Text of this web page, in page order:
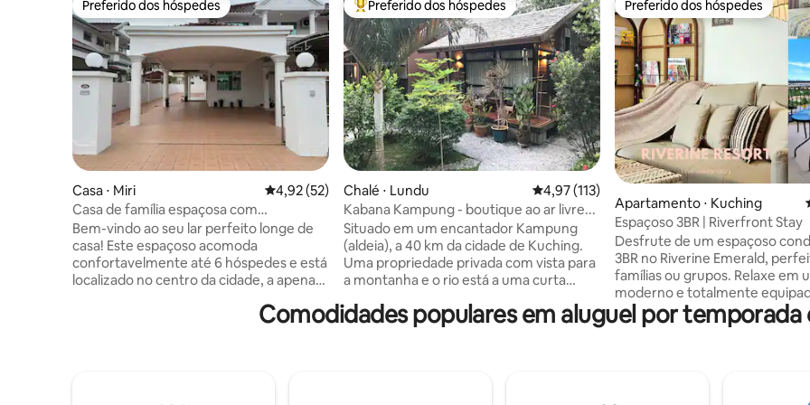
Preferido dos hóspedes
Preferido dos hóspedes
Casa ⋅ Miri 4,92 de uma avaliação média de 5, 52 avaliações
4,92 (52)
Casa de família espaçosa com
estacionamento
Bem-vindo ao seu lar perfeito longe de
casa! Este espaçoso acomoda
confortavelmente até 6 hóspedes e está
localizado no centro da cidade, a apenas
atrações, pontos de compras e opções
máquina de lavar e secar roupa e até
Entre os melhores preferidos dos hóspedes
Preferido dos hóspedes
Chalé ⋅ Lundu 4,97 de uma avaliação média de 5, 113
4,97 (113)
Kabana Kampung - boutique ao ar livre...
Situado em um encantador Kampung
(aldeia), a 40 km da cidade de Kuching.
Uma propriedade privada com vista para
a montanha e o rio está a uma curta
madeira sobre palafitas cercados por
vegetação local, vida selvagem e
Preferido dos hóspedes
Preferido dos hóspedes
Apartamento ⋅ Kuching
Espaçoso 3BR | Riverfront Stay
Desfrute de um espaçoso
3BR no Riverine Emerald,
famílias ou grupos. Relaxe em
moderno e totalmente
vistas deslumbrantes para o
localização central, você está
atrações locais. A unidade
Comodidades populares em aluguel por temporada